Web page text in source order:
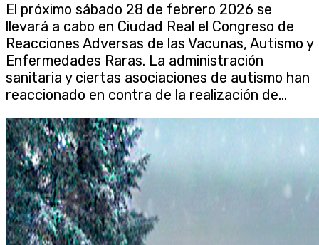
El próximo sábado 28 de febrero 2026 se
llevará a cabo en Ciudad Real el Congreso de
Reacciones Adversas de las Vacunas, Autismo y
Enfermedades Raras. La administración
sanitaria y ciertas asociaciones de autismo han
reaccionado en contra de la realización de...